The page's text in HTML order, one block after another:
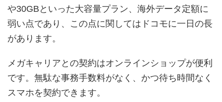
や30GBといった大容量プラン、海外データ定額に
弱い点であり、この点に関してはドコモに一日の長
があります。
メガキャリアとの契約はオンラインショップが便利
です。無駄な事務手数料がなく、かつ待ち時間なく
スマホを契約できます。